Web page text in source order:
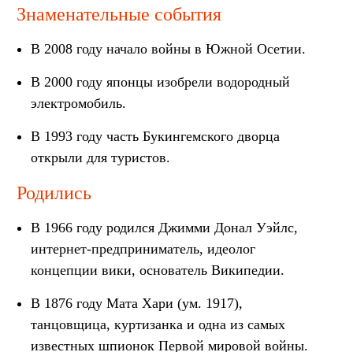
Знаменательные события
В 2008 году начало войны в Южной Осетии.
В 2000 году японцы изобрели водородный
электромобиль.
В 1993 году часть Букингемского дворца
открыли для туристов.
Родились
В 1966 году родился Джимми Донал Уэйлс,
интернет-предприниматель, идеолог
концепции вики, основатель Википедии.
В 1876 ​​году Мата Хари (ум. 1917),
танцовщица, куртизанка и одна из самых
известных шпионок Первой мировой войны.